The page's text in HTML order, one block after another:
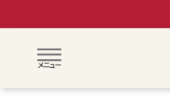
メニュー